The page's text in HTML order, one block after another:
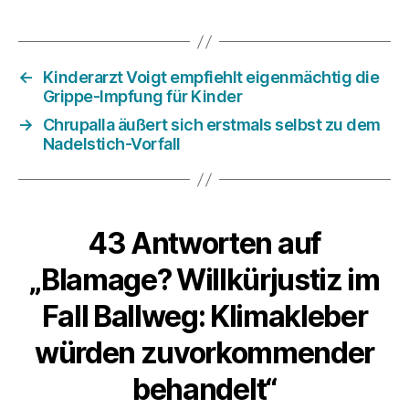
←
Kinderarzt Voigt empfiehlt eigenmächtig die
Grippe-Impfung für Kinder
→
Chrupalla äußert sich erstmals selbst zu dem
Nadelstich-Vorfall
43 Antworten auf
„Blamage? Willkürjustiz im
Fall Ballweg: Klimakleber
würden zuvorkommender
behandelt“